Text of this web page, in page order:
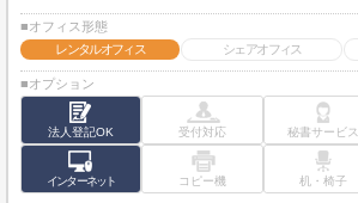
■オフィス形態
レンタルオフィス
シェアオフィス
■オプション
法人登記OK 受付対応 秘書サービス
インターネット コピー機 机・椅子